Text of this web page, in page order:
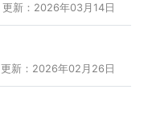
更新：2026年03月14日
更新：2026年02月26日